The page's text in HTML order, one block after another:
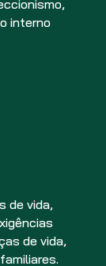
interno
de vida,
de vida,